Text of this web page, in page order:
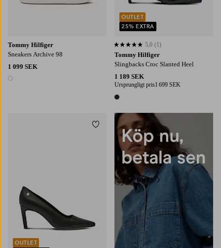
Tommy Hilfiger
Sneakers Archive 98
1 099 SEK
1 färg
Tommy Hilfiger
Slingbacks Croc Slanted Heel
1 189 SEK
Ursprungligt pris1 699 SEK
1 färg
5,0 baserat på 1 st betyg
5,0 (1)
OUTLET
25% EXTRA
OUTLET
Lägg till i favoriter
Läs mer